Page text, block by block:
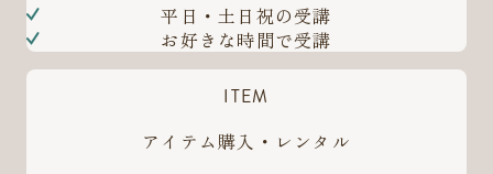
平日・土日祝の受講
お好きな時間で受講
ITEM
アイテム購入・レンタル